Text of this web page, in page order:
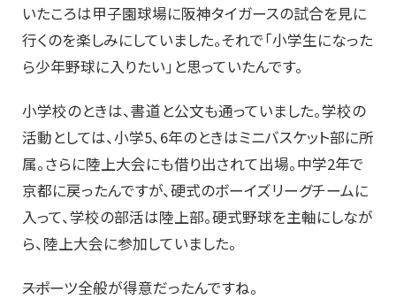
いたころは甲子園球場に阪神タイガースの試合を見に
行くのを楽しみにしていました。それで「小学生になった
ら少年野球に入りたい」と思っていたんです。
小学校のときは、書道と公文も通っていました。学校の
活動としては、小学5、6年のときはミニバスケット部に所
属。さらに陸上大会にも借り出されて出場。中学2年で
京都に戻ったんですが、硬式のボーイズリーグチームに
入って、学校の部活は陸上部。硬式野球を主軸にしなが
ら、陸上大会に参加していました。
――スポーツ全般が得意だったんですね。